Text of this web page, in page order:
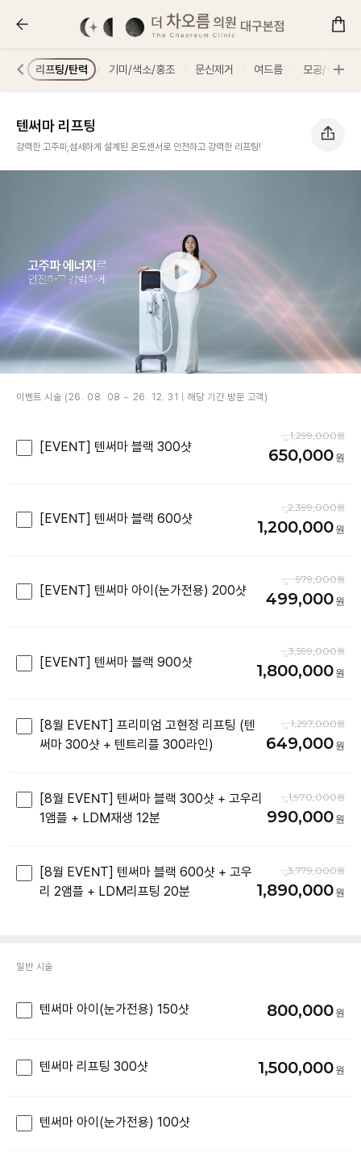
텐써마 리프팅 :: 더 차오름의원
리프팅/탄력 기미/색소/홍조 문신제거 여드름 모공/흉터
텐써마 리프팅
강력한 고주파,섬세하게 설계된 온도센서로 안전하고 강력한 리프팅!
이벤트 시술 (26. 08. 08 ~ 26. 12. 31 | 해당 기간 방문 고객)
[EVENT] 텐써마 블랙 300샷
1,299,000
650,000
[EVENT] 텐써마 블랙 600샷
2,399,000
1,200,000
[EVENT] 텐써마 아이(눈가전용) 200샷
979,000
499,000
[EVENT] 텐써마 블랙 900샷
3,599,000
1,800,000
[8월 EVENT] 프리미엄 고현정 리프팅 (텐
써마 300샷 + 텐트리플 300라인)
1,297,000
649,000
[8월 EVENT] 텐써마 블랙 300샷 + 고우리
1앰플 + LDM재생 12분
1,970,000
990,000
[8월 EVENT] 텐써마 블랙 600샷 + 고우
리 2앰플 + LDM리프팅 20분
3,779,000
1,890,000
일반 시술
텐써마 아이(눈가전용) 150샷 800,000
텐써마 리프팅 300샷 1,500,000
텐써마 아이(눈가전용) 100샷